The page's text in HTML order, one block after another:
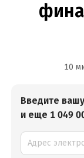
10
Введите
и еще 1 049